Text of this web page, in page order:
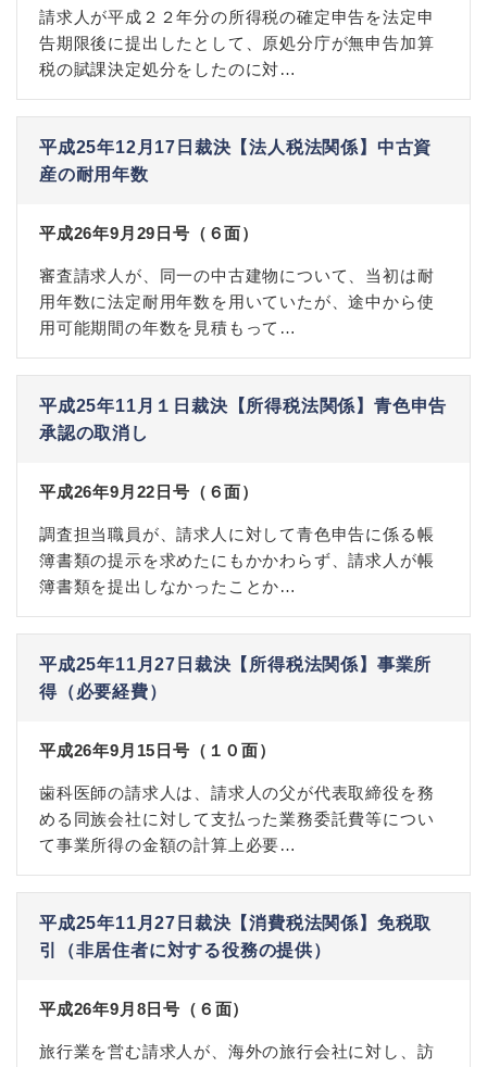
請求人が平成２２年分の所得税の確定申告を法定申
告期限後に提出したとして、原処分庁が無申告加算
税の賦課決定処分をしたのに対…
平成25年12月17日裁決【法人税法関係】中古資
産の耐用年数
平成26年9月29日号（６面）
審査請求人が、同一の中古建物について、当初は耐
用年数に法定耐用年数を用いていたが、途中から使
用可能期間の年数を見積もって…
平成25年11月１日裁決【所得税法関係】青色申告
承認の取消し
平成26年9月22日号（６面）
調査担当職員が、請求人に対して青色申告に係る帳
簿書類の提示を求めたにもかかわらず、請求人が帳
簿書類を提出しなかったことか…
平成25年11月27日裁決【所得税法関係】事業所
得（必要経費）
平成26年9月15日号（１０面）
歯科医師の請求人は、請求人の父が代表取締役を務
める同族会社に対して支払った業務委託費等につい
て事業所得の金額の計算上必要…
平成25年11月27日裁決【消費税法関係】免税取
引（非居住者に対する役務の提供）
平成26年9月8日号（６面）
旅行業を営む請求人が、海外の旅行会社に対し、訪